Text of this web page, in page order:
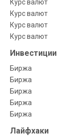
Курс валют
Курс валют
Курс валют
Курс валют
Инвестиции
Биржа
Биржа
Биржа
Биржа
Биржа
Лайфхаки